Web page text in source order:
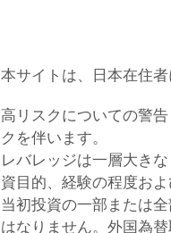
本サイトは、日本在住
高リスクについての警
クを伴います。
レバレッジは一層大き
資目的、経験の程度お
当初投資の一部または
はなりません。外国為